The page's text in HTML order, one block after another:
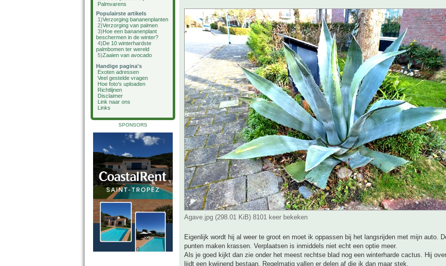
Palmvarens
Populairste artikels
1)Verzorging bananenplanten
2)Verzorging van palmen
3)Hoe een bananenplant
beschermen in de winter?
4)De 10 winterhardste
palmbomen ter wereld
5)Zaaien van avocado
Handige pagina's
Exoten adressen
Veel gestelde vragen
Hoe foto's uploaden
Richtlijnen
Disclaimer
Link naar ons
Links
SPONSORS
Agave.jpg (298.01 KiB) 8101 keer bekeken
Eigenlijk wordt hij al weer te groot en moet ik oppassen bij het langsrijden met mijn auto.
punten maken krassen. Verplaatsen is inmiddels niet echt een optie meer.
Als je goed kijkt dan zie onder het meest rechtse blad nog een winterharde cactus. Hij
lijdt een kwijnend bestaan. Regelmatig vallen er delen af die ik dan maar stek.